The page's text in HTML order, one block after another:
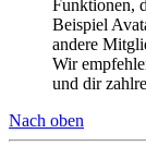
Funktionen,
Beispiel
andere
Wir
und dir
Nach oben